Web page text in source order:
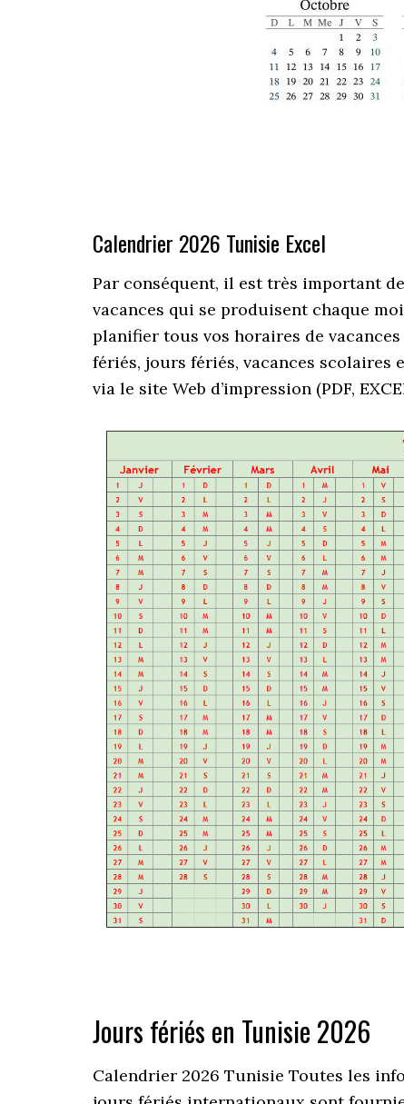
Calendrier 2026 Tunisie Excel
Par conséquent, il est très important
vacances qui se produisent chaque
planifier tous vos horaires de
fériés, jours fériés, vacances scolaires
via le site Web d’impression (PDF,
Jours fériés en Tunisie 2026
Calendrier 2026 Tunisie Toutes les